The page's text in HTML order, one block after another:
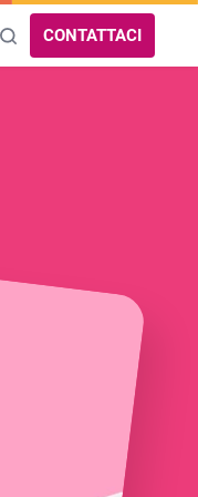
Associative
CONTATTACI